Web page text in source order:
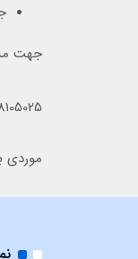
جهت
موردی